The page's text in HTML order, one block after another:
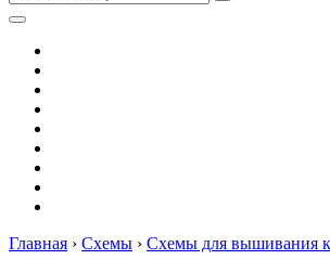
Главная › Схемы › Схемы для вышивания